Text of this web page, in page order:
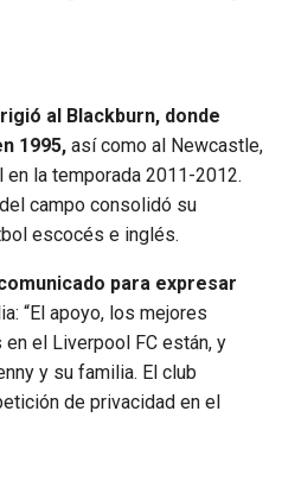
al Blackburn, donde
1995, así como al Newcastle,
la temporada 2011-2012.
campo consolidó su
escocés e inglés.
para expresar
“El apoyo, los mejores
el Liverpool FC están, y
y su familia. El club
de privacidad en el